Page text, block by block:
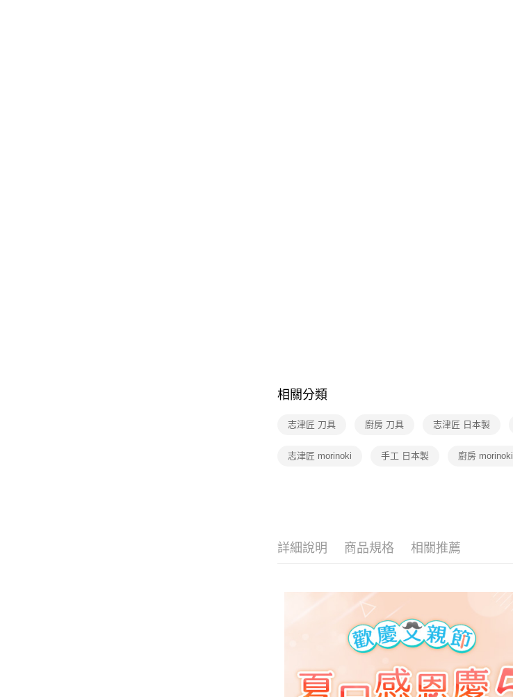
相關分類
志津匠 刀具 廚房 刀具 志津匠 日本製
志津匠 morinoki 手工 日本製 廚房 morinoki
詳細說明 商品規格 相關推薦